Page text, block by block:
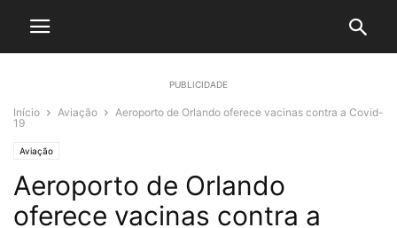
PUBLICIDADE
Início Aviação
Aeroporto de Orlando oferece vacinas contra a Covid-
19
Aviação
Aeroporto de Orlando
oferece vacinas contra a